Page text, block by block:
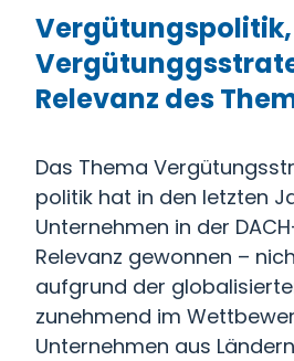
Vergütungspolitik,
Relevanz des
Das Thema
politik hat in den letzten
Unternehmen in der
Relevanz gewonnen –
aufgrund der
zunehmend im
Unternehmen aus